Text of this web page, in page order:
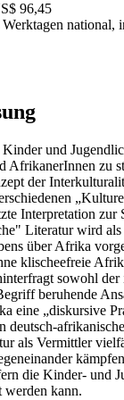
96,45
national,
und
AfrikanerInnen zu
der
Interpretation zur
Literatur wird
über Afrika
klischeefreie
sowohl der
beruhende
eine „diskursive
deutsch-
als Vermittler
die Kinder- und
werden kann.